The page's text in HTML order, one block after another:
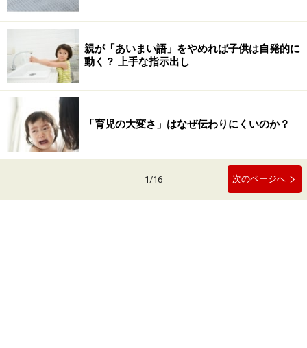
親が「あいまい語」をやめれば子供は自発的に
動く？ 上手な指示出し
「育児の大変さ」はなぜ伝わりにくいのか？
1/16 次のページへ